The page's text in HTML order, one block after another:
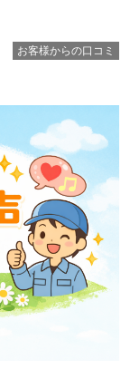
お客様からの口コミ